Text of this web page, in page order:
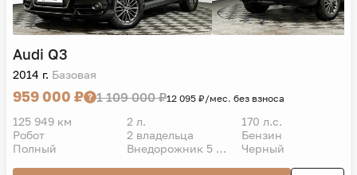
Audi Q3
2014 г. Базовая
959 000 ₽ 1 109 000 ₽12 095 ₽/мес. без взноса
125 949 км 2 л.
170 л.с.
Робот
2 владельца
Бензин
Полный
Внедорожник 5 дв. Черный